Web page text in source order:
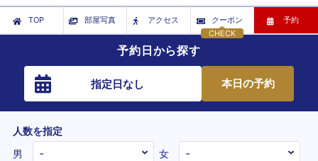
TOP 部屋写真
アクセス
CHECK
クーポン 予約
予約日から探す
指定日なし 本日の予約
人数を指定
男
女